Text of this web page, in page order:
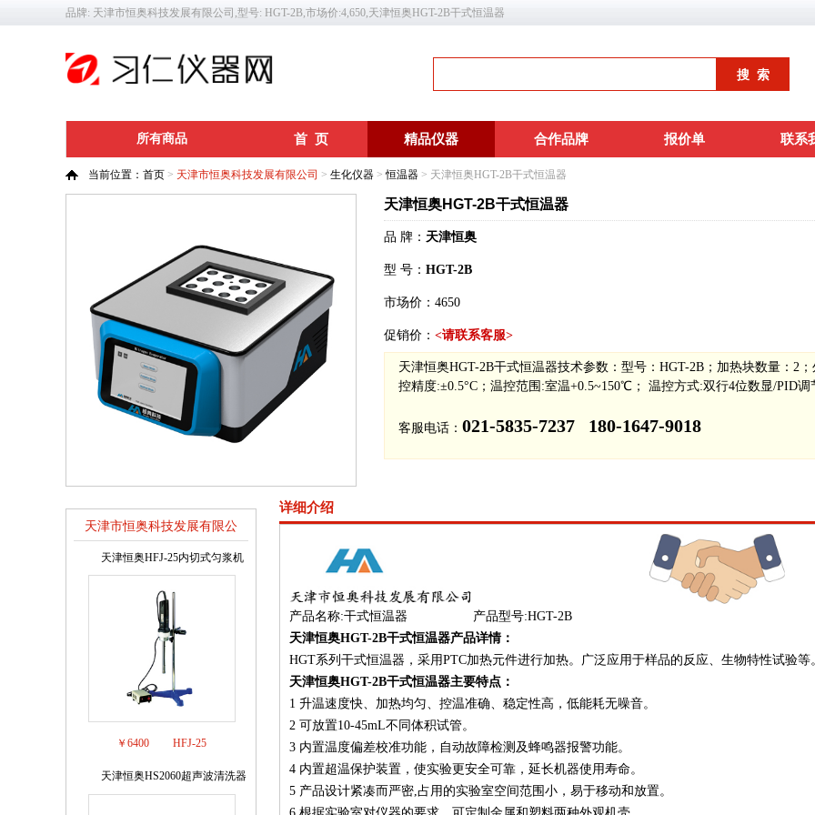
品牌: 天津市恒奥科技发展有限公司,型号: HGT-2B,市场价:4,650,天津恒奥HGT-2B干式恒温器
所有商品 首 页 精品仪器 合作品牌 报价单 联系
当前位置： 首页 > 天津市恒奥科技发展有限公司 > 生化仪器 >恒温器 > 天津恒奥HGT-2B干式恒温器
天津恒奥HGT-2B干式恒温器
品 牌： 天津恒奥
型 号： HGT-2B
市场价： 4650
促销价： <请联系客服>
天津恒奥HGT-2B干式恒温器技术参数：型号：HGT-2B；加热块数量：2
控精度:±0.5°C；温控范围:室温+0.5~150℃； 温控方式:双行4位数显/PID调
客服电话： 021-5835-7237 180-1647-9018
天津市恒奥科技发展有限公
销售排行榜
天津恒奥HFJ-25内切式匀浆机
￥6400 HFJ-25
天津恒奥HS2060超声波清洗器
详细介绍
产品名称:干式恒温器 产品型号:HGT-2B
天津恒奥HGT-2B干式恒温器产品详情：
HGT系列干式恒温器，采用PTC加热元件进行加热。广泛应用于样品的反应、生物特性试验等
天津恒奥HGT-2B干式恒温器主要特点 ：
1 升温速度快、加热均匀、控温准确、稳定性高，低能耗无噪音。
2 可放置10-45mL不同体积试管。
3 内置温度偏差校准功能，自动故障检测及蜂鸣器报警功能。
4 内置超温保护装置，使实验更安全可靠，延长机器使用寿命。
5 产品设计紧凑而严密,占用的实验室空间范围小，易于移动和放置。